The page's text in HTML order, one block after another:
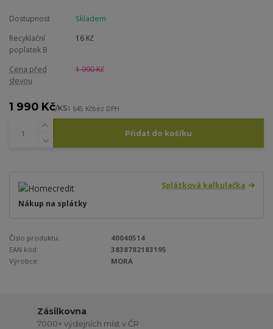
Dostupnost
Skladem
Recyklační
poplatek B
16 Kč
Cena před
slevou
1 990 Kč
1 990 Kč/KS1 645 Kčbez DPH
Přidat do košíku
Splátková kalkulačka
Nákup na splátky
Číslo produktu:
40040514
EAN kód:
3838782183195
Výrobce:
MORA
Zásilkovna
7000+ výdejních míst v ČR